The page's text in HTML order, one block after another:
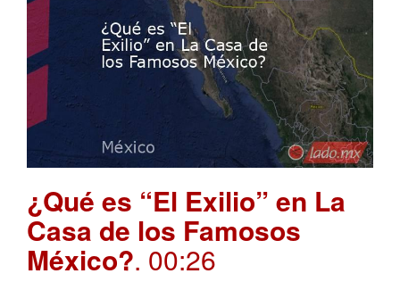
¿Qué es “El Exilio” en La
Casa de los Famosos
México?. 00:26